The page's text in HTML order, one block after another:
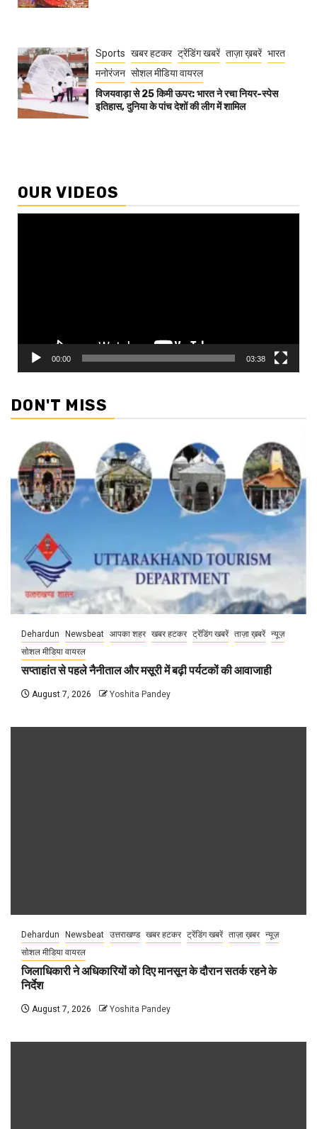
Sports खबर हटकर ट्रेंडिंग खबरें ताज़ा ख़बरें भारत
मनोरंजन सोशल मीडिया वायरल
विजयवाड़ा से 25 किमी ऊपर: भारत ने रचा नियर-स्पेस
इतिहास, दुनिया के पांच देशों की लीग में शामिल
OUR VIDEOS
00:00 03:38
DON'T MISS
Dehardun Newsbeat आपका शहर खबर हटकर ट्रेंडिंग खबरें ताज़ा ख़बरें न्यूज़
सोशल मीडिया वायरल
सप्ताहांत से पहले नैनीताल और मसूरी में बढ़ी पर्यटकों की आवाजाही
August 7, 2026 Yoshita Pandey
Dehardun Newsbeat उत्तराखण्ड खबर हटकर ट्रेंडिंग खबरें ताज़ा ख़बर न्यूज़
सोशल मीडिया वायरल
जिलाधिकारी ने अधिकारियों को दिए मानसून के दौरान सतर्क रहने के
निर्देश
August 7, 2026 Yoshita Pandey